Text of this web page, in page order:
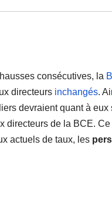
consécutives, la
directeurs inchangés.
devraient quant à
directeurs de la BCE.
actuels de taux, les